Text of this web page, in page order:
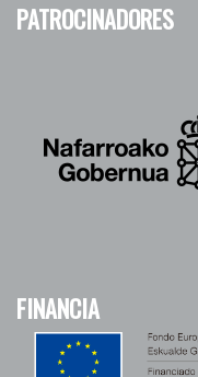
PATROCINADORES
FINANCIA